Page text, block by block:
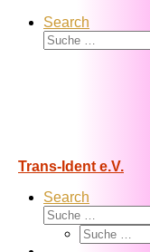
Search
Suche
Trans-Ident e.V.
Search
Suche
Suche